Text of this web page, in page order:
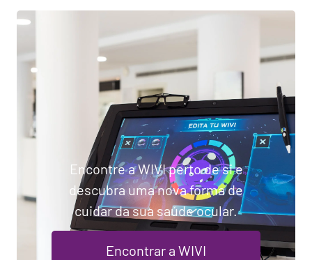
Encontre a WIVI perto de si e
descubra uma nova forma de
cuidar da sua saúde ocular.
Encontrar a WIVI